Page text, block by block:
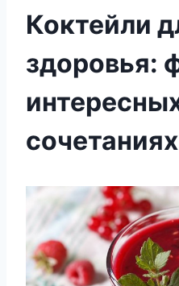
Коктейли
здоровья:
сочетаниях